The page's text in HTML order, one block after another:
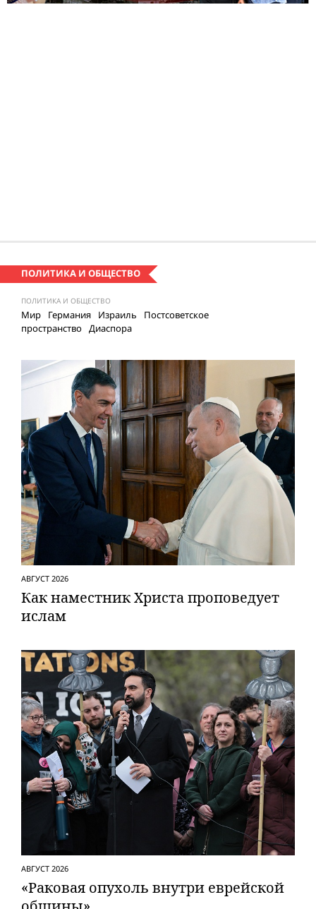
ПОЛИТИКА И ОБЩЕСТВО
ПОЛИТИКА И ОБЩЕСТВО
Мир Германия Израиль
Постсоветское
пространство Диаспора
АВГУСТ 2026
Как наместник Христа проповедует
ислам
АВГУСТ 2026
«Раковая опухоль внутри еврейской